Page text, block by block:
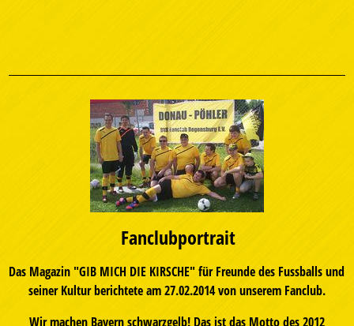
Fanclubportrait
Das Magazin "GIB MICH DIE KIRSCHE" für Freunde des Fussballs und
seiner Kultur berichtete am 27.02.2014 von unserem Fanclub.
Wir machen Bayern schwarzgelb! Das ist das Motto des 2012